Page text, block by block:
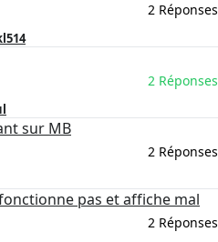
2 Réponses
2 Réponses
sur MB
2 Réponses
pas et affiche mal
2 Réponses